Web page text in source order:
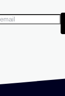
Newsletter: